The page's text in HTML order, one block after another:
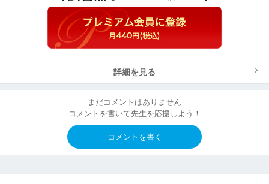
詳細を見る
まだコメントはありません
コメントを書いて先生を応援しよう！
コメントを書く